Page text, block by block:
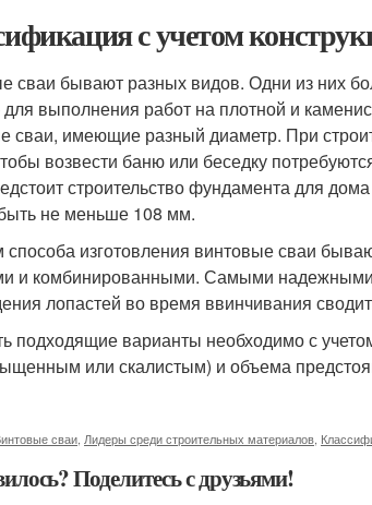
с учетом
сваи бывают разных видов. Одни из них
для выполнения работ на плотной и
сваи, имеющие разный диаметр. При
возвести баню или беседку
строительство фундамента для
не меньше 108 мм.
способа изготовления винтовые сваи
и комбинированными. Самыми надежными
лопастей во время ввинчивания
подходящие варианты необходимо с
или скалистым) и объема
сваи Лидеры среди строительных материалов
Поделитесь с друзьями!